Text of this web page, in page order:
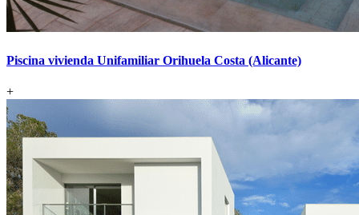
Piscina vivienda Unifamiliar Orihuela Costa (Alicante)
+